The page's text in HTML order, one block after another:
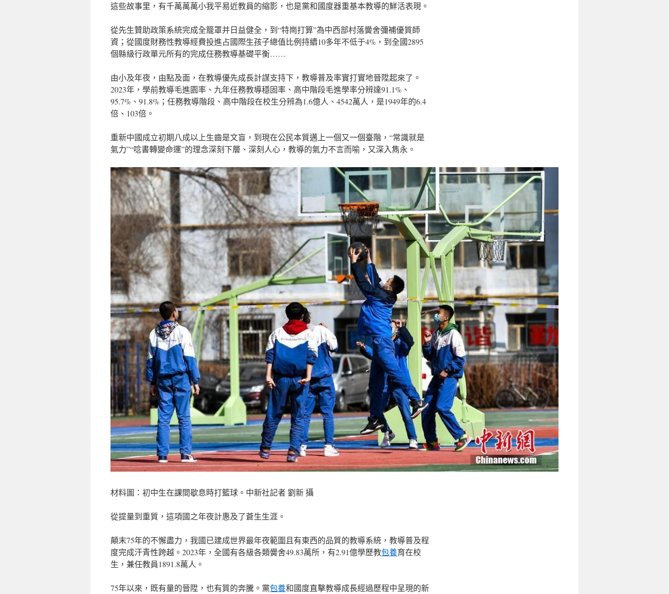
這些故事里，有千萬萬萬小我平易近教員的縮影，也是黨和國度器重基本教導的鮮活表現。
從先生贊助政策系統完成全籠罩并日益健全，到“特崗打算”為中西部村落黌舍彌補優質師
資；從國度財務性教導經費投進占國際生孩子總值比例持續10多年不低于4%，到全國2895
個縣級行政單元所有的完成任務教導基礎平衡……
由小及年夜，由點及面，在教導優先成長計謀支持下，教導普及率實打實地晉陞起來了。
2023年，學前教導毛進園率、九年任務教導穩固率、高中階段毛進學率分辨達91.1%、
95.7%、91.8%；任務教導階段、高中階段在校生分辨為1.6億人、4542萬人，是1949年的6.4
倍、103倍。
重新中國成立初期八成以上生齒是文盲，到現在公民本質邁上一個又一個臺階，“常識就是
氣力”“唸書轉變命運”的理念深刻下層、深刻人心，教導的氣力不言而喻，又深入雋永。
材料圖：初中生在課間歇息時打籃球。中新社記者 劉新 攝
從提量到重質，這項國之年夜計惠及了蒼生生涯。
顛末75年的不懈盡力，我國已建成世界最年夜範圍且有東西的品質的教導系統，教導普及程
度完成汗青性跨越。2023年，全國有各級各類黌舍49.83萬所，有2.91億學歷教包養育在校
生，兼任教員1891.8萬人。
75年以來，既有量的晉陞，也有質的奔騰。黨包養和國度直擊教導成長經過歷程中呈現的新